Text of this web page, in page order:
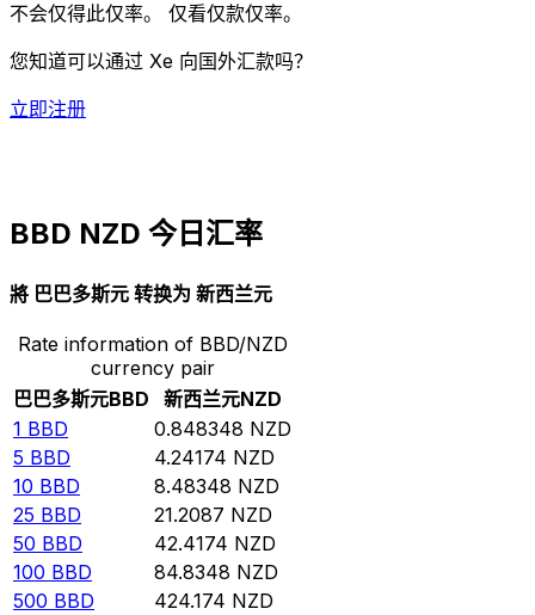
不会仅得此仅率。 仅看仅款仅率。
您知道可以通过 Xe 向国外汇款吗？
立即注册
BBD NZD 今日汇率
將 巴巴多斯元 转换为 新西兰元
Rate information of BBD/NZD
currency pair
巴巴多斯元BBD 新西兰元NZD
1 BBD 0.848348 NZD
5 BBD 4.24174 NZD
10 BBD 8.48348 NZD
25 BBD 21.2087 NZD
50 BBD 42.4174 NZD
100 BBD 84.8348 NZD
500 BBD 424.174 NZD